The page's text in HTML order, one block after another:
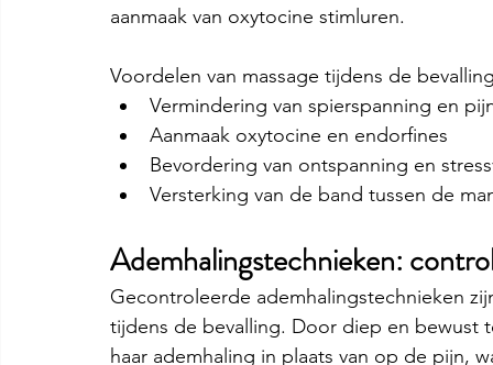
aanmaak van oxytocine stimluren.
Voordelen van massage tijdens de
Vermindering van spierspanning en
Aanmaak oxytocine en endorfines
Bevordering van ontspanning en
Versterking van de band tussen de
Ademhalingstechnieken:
Gecontroleerde ademhalingstechnieken
tijdens de bevalling. Door diep en bewust
haar ademhaling in plaats van op de pijn,